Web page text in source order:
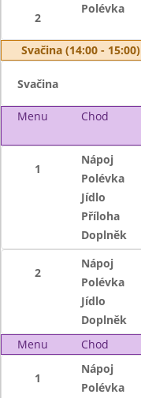
2
Polévka
Svačina (14:00 - 15:00)
Svačina
Menu Chod
1
Nápoj
Polévka
Jídlo
Příloha
Doplněk
2
Nápoj
Polévka
Jídlo
Doplněk
Menu
Chod
1
Nápoj
Polévka